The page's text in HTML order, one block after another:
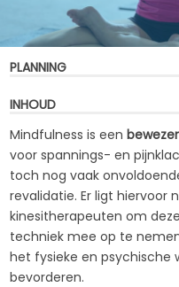
PLANNING
INHOUD
Mindfulness is een
voor spannings- en
toch nog vaak
revalidatie. Er ligt hiervoor
kinesitherapeuten om
techniek mee op te
het fysieke en psychische
bevorderen.